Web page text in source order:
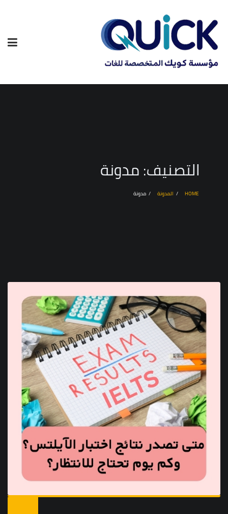
التصنيف:مدونة
HOME المدونة مدونة